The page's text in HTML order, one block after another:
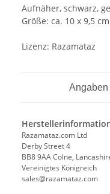
Aufnäher, schwarz,
Größe: ca. 10 x 9,5 cm
Lizenz: Razamataz
Angaben
Razamataz.com Ltd
Derby Street 4
BB8 9AA Colne,
Vereinigtes Königreich
sales@razamataz.com